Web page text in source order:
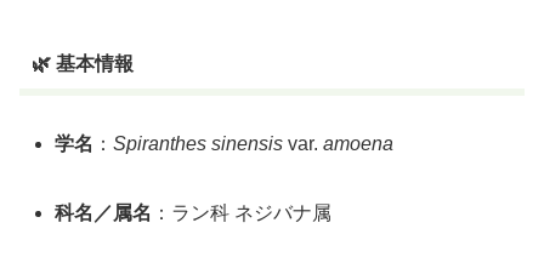
🌿 基本情報
学名 ：Spiranthes sinensis var.amoena
科名／属名 ：ラン科 ネジバナ属